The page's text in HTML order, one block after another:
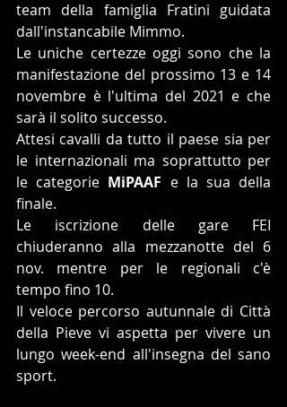
team della famiglia Fratini guidata
dall'instancabile Mimmo.
Le uniche certezze oggi sono che la
manifestazione del prossimo 13 e 14
novembre è l'ultima del 2021 e che
sarà il solito successo.
Attesi cavalli da tutto il paese sia per
le internazionali ma soprattutto per
le categorie MiPAAF e la sua della
finale.
Le iscrizione delle gare FEI
chiuderanno alla mezzanotte del 6
nov. mentre per le regionali c'è
tempo fino 10.
Il veloce percorso autunnale di Città
della Pieve vi aspetta per vivere un
lungo week-end all'insegna del sano
sport.